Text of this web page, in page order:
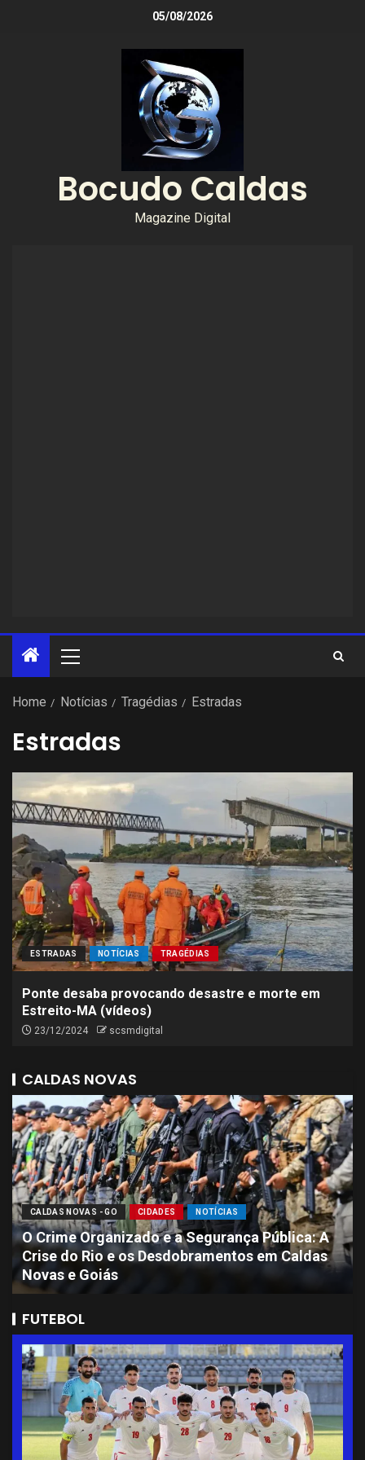
05/08/2026
Bocudo Caldas
Magazine Digital
Home Notícias Tragédias Estradas
Estradas
ESTRADAS NOTÍCIAS TRAGÉDIAS
Ponte desaba provocando desastre e morte em
Estreito-MA (vídeos)
23/12/2024 scsmdigital
CALDAS NOVAS
CALDAS NOVAS - GO CIDADES NOTÍCIAS
Sete Presos por Ataque Brutal que Deixou
Jovem de 11 Anos com Perda de Massa
Encefálica em Caldas Novas
FUTEBOL